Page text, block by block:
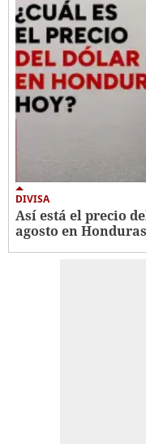
DIVISA
Así está el precio
agosto en Honduras